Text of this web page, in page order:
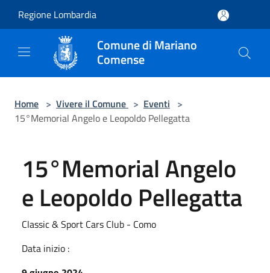
Regione Lombardia
Comune di Mariano
Comense
Home > Vivere il Comune > Eventi >
15°Memorial Angelo e Leopoldo Pellegatta
15°Memorial Angelo
e Leopoldo Pellegatta
Classic & Sport Cars Club - Como
Data inizio :